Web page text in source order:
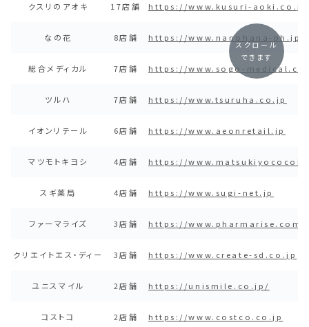
クスリのアオキ 17店舗 https://www.kusuri-aoki.co.jp
なの花 8店舗 https://www.nanohana-ph.jp
総合メディカル 7店舗 https://www.sogo-
ツルハ 7店舗 https://www.tsuruha.co.jp
イオンリテール 6店舗 https://www.aeonretail.jp
マツモトキヨシ 4店舗 https://
スギ薬局 4店舗 https://www.sugi-net.jp
ファーマライズ 3店舗 https://www.pharmarise.com
クリエイトエス・ディー 3店舗 https://www.create-sd.co.jp
ユニスマイル 2店舗 https://unismile.co.jp/
コストコ 2店舗 https://www.costco.co.jp
スクロール
できます